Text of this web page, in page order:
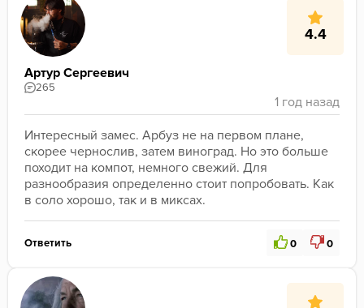
4.4
Артур Сергеевич
265
Интересный замес. Арбуз не на первом плане,
скорее чернослив, затем виноград. Но это больше
походит на компот, немного свежий. Для
разнообразия определенно стоит попробовать. Как
в соло хорошо, так и в миксах.
Ответить 0 0